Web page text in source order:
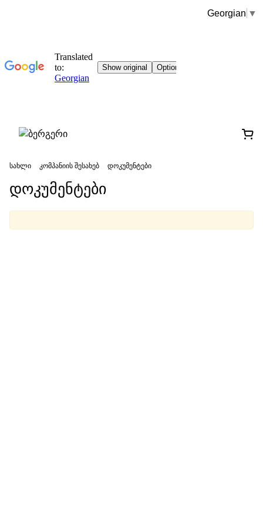
Georgian ▼
სახლი კომპანიის შესახებ დოკუმენტები
დოკუმენტები